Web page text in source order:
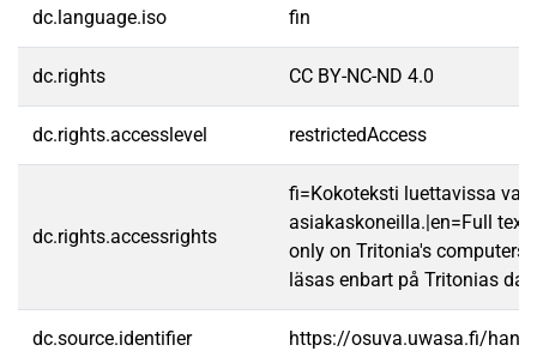
dc.language.iso fin
dc.rights CC BY-NC-ND 4.0
dc.rights.accesslevel restrictedAccess
dc.rights.accessrights
fi=Kokoteksti luettavissa
asiakaskoneilla.|en=Full text
only on Tritonia's
läsas enbart på Tritonias
dc.source.identifier https://osuva.uwasa.fi/